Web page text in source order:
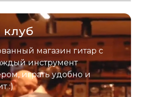
застрахован. Случись что -
клуб
магазин гитар с
инструмент
играть удобно и
:)